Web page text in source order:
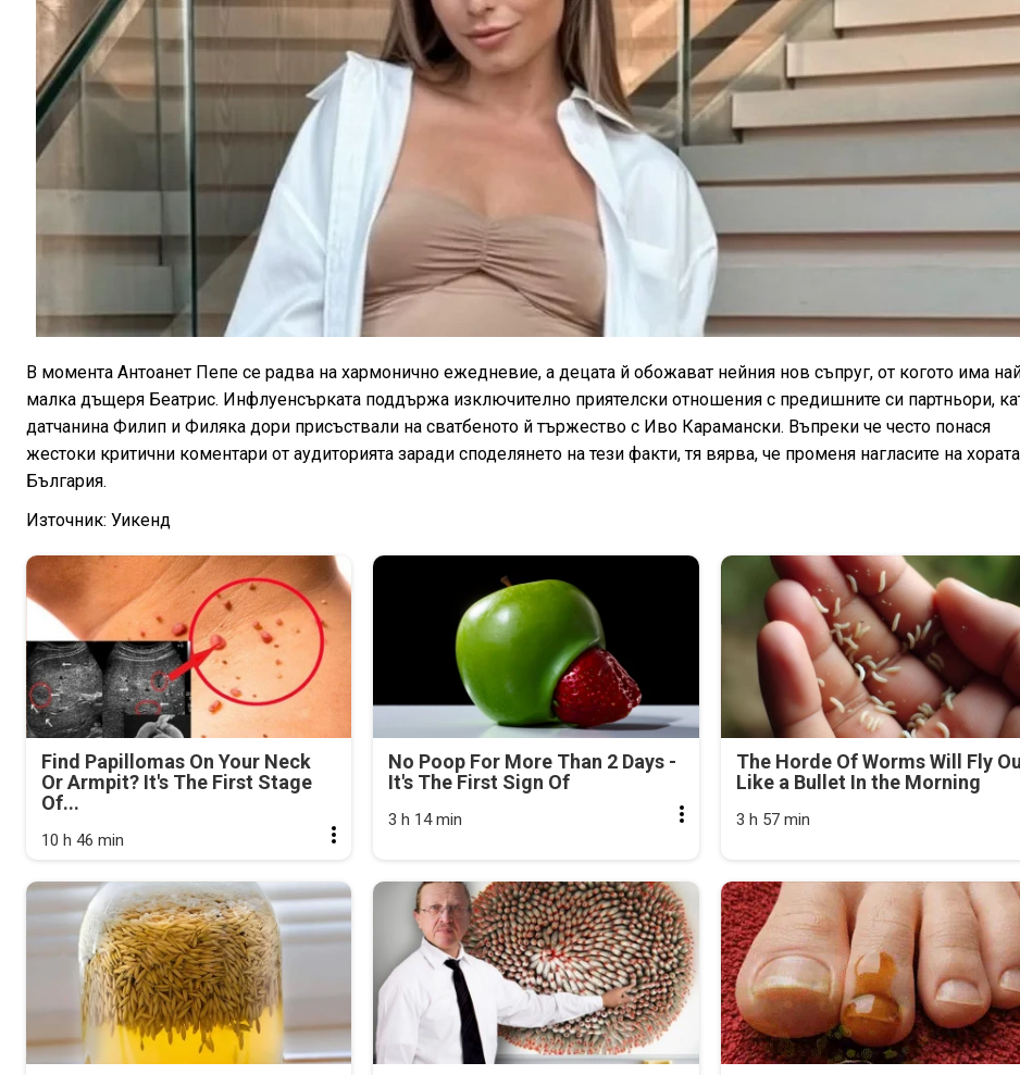
В момента Антоанет Пепе се радва на хармонично ежедневие, а децата й обожават нейния нов съпруг, от когото има
малка дъщеря Беатрис. Инфлуенсърката поддържа изключително приятелски отношения с предишните си партньори,
датчанина Филип и Филяка дори присъствали на сватбеното й тържество с Иво Карамански. Въпреки че често понася
жестоки критични коментари от аудиторията заради споделянето на тези факти, тя вярва, че променя нагласите на
България.
Източник: Уикенд
Find Papillomas On Your Neck
Or Armpit? It's The First Stage
Of...
10 h 46 min
No Poop For More Than 2 Days -
It's The First Sign Of
3 h 14 min
The Horde Of Worms Will Fly
Like a Bullet In the Morning
3 h 57 min